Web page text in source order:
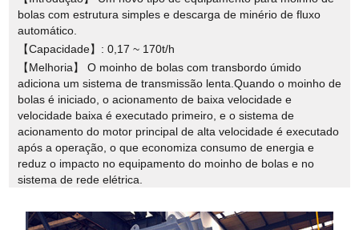
bolas com estrutura simples e descarga de minério de fluxo
automático.
【Capacidade】: 0,17 ~ 170t/h
【Melhoria】 O moinho de bolas com transbordo úmido
adiciona um sistema de transmissão lenta.Quando o moinho de
bolas é iniciado, o acionamento de baixa velocidade e
velocidade baixa é executado primeiro, e o sistema de
acionamento do motor principal de alta velocidade é executado
após a operação, o que economiza consumo de energia e
reduz o impacto no equipamento do moinho de bolas e no
sistema de rede elétrica.